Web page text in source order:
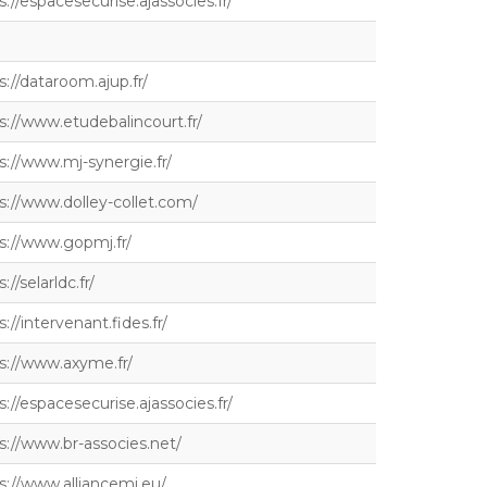
dataroom.ajup.fr/
www.etudebalincourt.fr/
www.mj-synergie.fr/
www.dolley-collet.com/
www.gopmj.fr/
selarldc.fr/
intervenant.fides.fr/
www.axyme.fr/
espacesecurise.ajassocies.fr/
www.br-associes.net/